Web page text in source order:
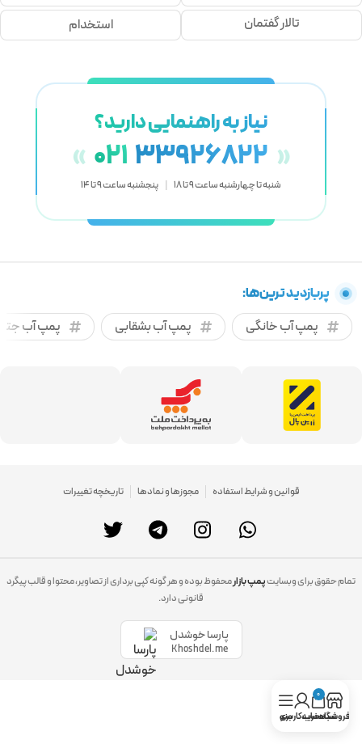
تالار گفتمان
استخدام
نیاز به راهنمایی دارید؟
« 021 33926822 »
شنبه تا چهارشنبه ساعت 9 تا 18 | پنجشنبه ساعت 9 تا 14
پربازدید ترین‌ها:
پمپ آب خانگی
پمپ آب بشقابی پمپ آب
قوانین و شرایط استفاده مجوزها و نمادها تاریخچه تغییرات
تمام حقوق برای وبسایتپمپ بازارمحفوظ بوده و هر گونه کپی برداری از تصاویر، محتوا و قالب پیگرد
قانونی دارد.
پارسا خوشدل
Khoshdel.me
فروشگاه
0
سبد خرید
حساب کاربری
منو